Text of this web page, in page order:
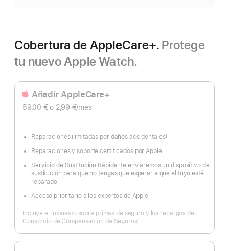
Cobertura de AppleCare+. Protege
tu nuevo Apple Watch.
Añadir AppleCare+
59,00 € o 2,99 €/mes
Reparaciones ilimitadas por daños accidentales
Nota
pie
§
Reparaciones y soporte certificados por Apple
Servicio de Sustitución Rápida: te enviaremos un dispositivo de
sustitución para que no tengas que esperar a que el tuyo esté
reparado
Acceso prioritario a los expertos de Apple
Incluye el impuesto sobre primas de seguro y los recargos del
Consorcio de Compensación de Seguros.